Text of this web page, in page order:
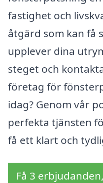
fastighet och
åtgärd som kan få
upplever dina
steget och
företag för
idag? Genom vår
perfekta tjänsten
få ett klart och
Få 3